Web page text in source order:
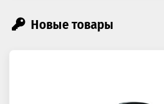
Новые товары